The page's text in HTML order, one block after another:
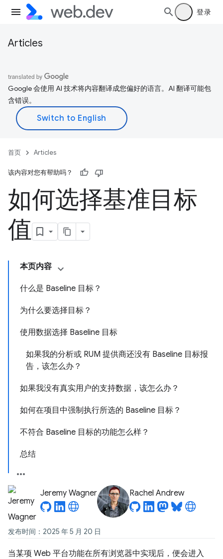
登录
Articles
Google 会使用 AI 技术将内容翻译成您偏好的语言。AI 翻译可能包
含错误。
首页 Articles
该内容对您有帮助吗？
如何选择基准目标
值
本页内容
什么是 Baseline 目标？
为什么要选择目标？
使用数据选择 Baseline 目标
如果我的分析或 RUM 提供商还没有 Baseline 目标报
告，该怎么办？
如果我没有真实用户的支持数据，该怎么办？
如何在项目中强制执行所选的 Baseline 目标？
不符合 Baseline 目标的功能怎么样？
总结
Jeremy Wagner Rachel Andrew
发布时间：2025 年 5 月 20 日
当某项 Web 平台功能在所有浏览器中实现后，便会进入